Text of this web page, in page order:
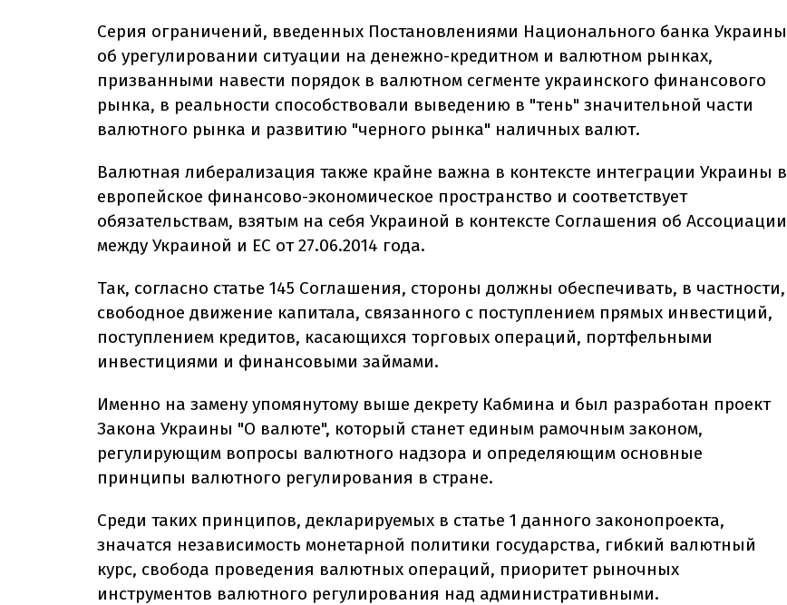
Серия ограничений, введенных Постановлениями Национального банка Украины
об урегулировании ситуации на денежно-кредитном и валютном рынках,
призванными навести порядок в валютном сегменте украинского финансового
рынка, в реальности способствовали выведению в "тень" значительной части
валютного рынка и развитию "черного рынка" наличных валют.
Валютная либерализация также крайне важна в контексте интеграции Украины в
европейское финансово-экономическое пространство и соответствует
обязательствам, взятым на себя Украиной в контексте Соглашения об Ассоциации
между Украиной и ЕС от 27.06.2014 года.
Так, согласно статье 145 Соглашения, стороны должны обеспечивать, в частности,
свободное движение капитала, связанного с поступлением прямых инвестиций,
поступлением кредитов, касающихся торговых операций, портфельными
инвестициями и финансовыми займами.
Именно на замену упомянутому выше декрету Кабмина и был разработан проект
Закона Украины "О валюте", который станет единым рамочным законом,
регулирующим вопросы валютного надзора и определяющим основные
принципы валютного регулирования в стране.
Среди таких принципов, декларируемых в статье 1 данного законопроекта,
значатся независимость монетарной политики государства, гибкий валютный
курс, свобода проведения валютных операций, приоритет рыночных
инструментов валютного регулирования над административными.